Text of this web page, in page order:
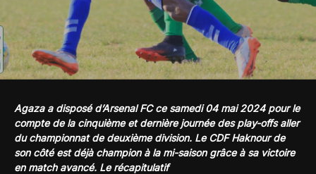
Agaza a disposé d’Arsenal FC ce samedi 04 mai 2024 pour le
compte de la cinquième et dernière journée des play-offs aller
du championnat de deuxième division. Le CDF Haknour de
son côté est déjà champion à la mi-saison grâce à sa victoire
en match avancé. Le récapitulatif